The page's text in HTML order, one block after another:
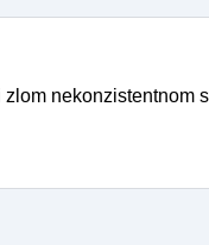
nekonzistentnom